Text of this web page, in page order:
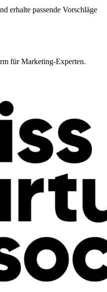
erhalte passende Vorschläge
für Marketing-Experten.